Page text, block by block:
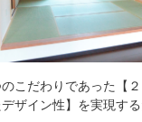
こだわりであった【
ザイン性】を実現す